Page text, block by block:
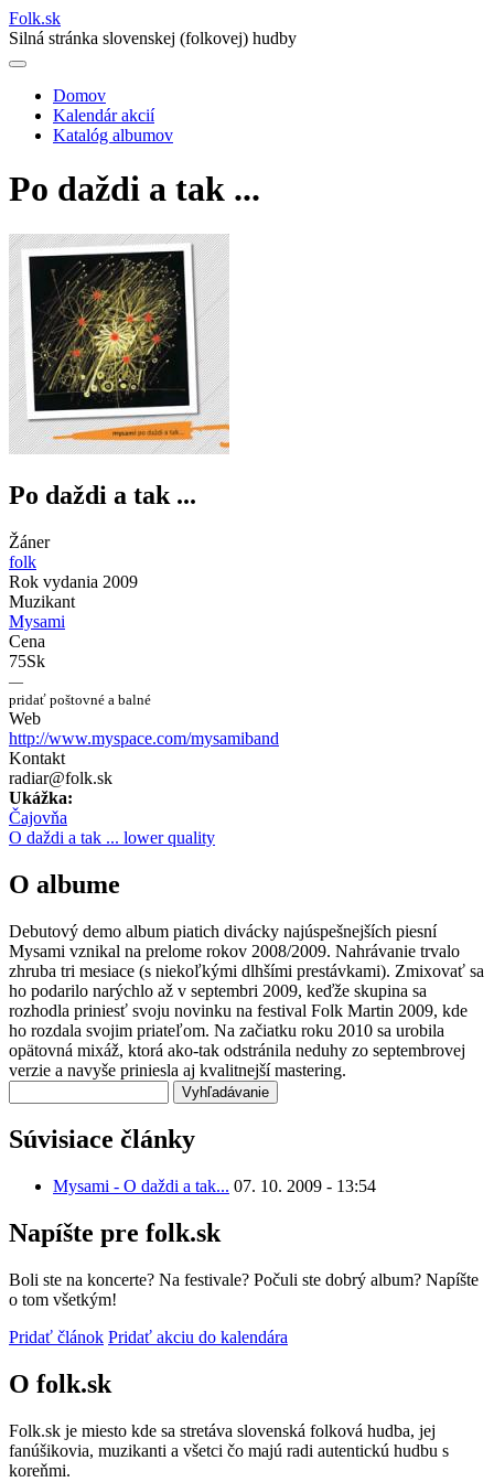
Folk.sk
Silná stránka slovenskej (folkovej) hudby
Main
navigation
Domov
Kalendár akcií
Katalóg albumov
Po daždi a tak ...
Po daždi a tak ...
Žáner
folk
Rok vydania 2009
Muzikant
Mysami
Cena
75Sk
—
pridať poštovné a balné
Web
http://www.myspace.com/mysamiband
Kontakt
radiar@folk.sk
Ukážka:
Čajovňa
O daždi a tak ... lower quality
O albume
Debutový demo album piatich divácky najúspešnejších piesní
Mysami vznikal na prelome rokov 2008/2009. Nahrávanie trvalo
zhruba tri mesiace (s niekoľkými dlhšími prestávkami). Zmixovať sa
ho podarilo narýchlo až v septembri 2009, keďže skupina sa
rozhodla priniesť svoju novinku na festival Folk Martin 2009, kde
ho rozdala svojim priateľom. Na začiatku roku 2010 sa urobila
opätovná mixáž, ktorá ako-tak odstránila neduhy zo septembrovej
verzie a navyše priniesla aj kvalitnejší mastering.
Súvisiace články
Mysami - O daždi a tak... 07. 10. 2009 - 13:54
Napíšte pre folk.sk
Boli ste na koncerte? Na festivale? Počuli ste dobrý album? Napíšte
o tom všetkým!
Pridať článok Pridať akciu do kalendára
O folk.sk
Folk.sk je miesto kde sa stretáva slovenská folková hudba, jej
fanúšikovia, muzikanti a všetci čo majú radi autentickú hudbu s
koreňmi.